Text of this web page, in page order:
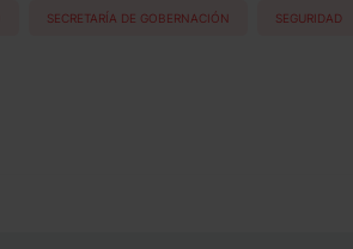
SECRETARÍA DE GOBERNACIÓN SEGURIDAD